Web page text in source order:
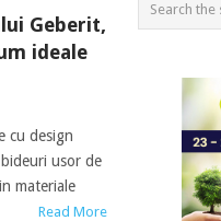
Geberit,
ideale
cu design
usor de
materiale
Read More